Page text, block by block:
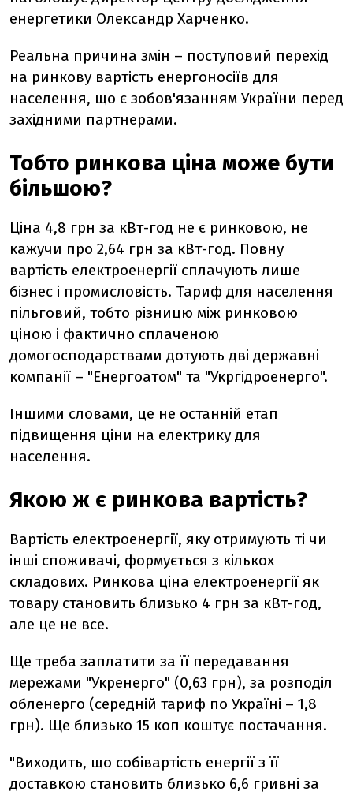
енергетики Олександр Харченко.
Реальна причина змін – поступовий перехід
на ринкову вартість енергоносіїв для
населення, що є зобов'язанням України перед
західними партнерами.
Тобто ринкова ціна може бути
більшою?
Ціна 4,8 грн за кВт-год не є ринковою, не
кажучи про 2,64 грн за кВт-год. Повну
вартість електроенергії сплачують лише
бізнес і промисловість. Тариф для населення
пільговий, тобто різницю між ринковою
ціною і фактично сплаченою
домогосподарствами дотують дві державні
компанії – "Енергоатом" та "Укргідроенерго".
Іншими словами, це не останній етап
підвищення ціни на електрику для
населення.
Якою ж є ринкова вартість?
Вартість електроенергії, яку отримують ті чи
інші споживачі, формується з кількох
складових. Ринкова ціна електроенергії як
товару становить близько 4 грн за кВт-год,
але це не все.
Ще треба заплатити за її передавання
мережами "Укренерго" (0,63 грн), за розподіл
обленерго (середній тариф по Україні – 1,8
грн). Ще близько 15 коп коштує постачання.
"Виходить, що собівартість енергії з її
доставкою становить близько 6,6 гривні за